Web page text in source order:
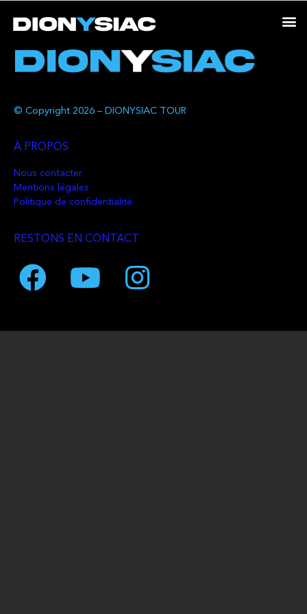
© Copyright 2026 – DIONYSIAC TOUR
À PROPOS
Nous contacter
Mentions légales
Politique de confidentialité
RESTONS EN CONTACT